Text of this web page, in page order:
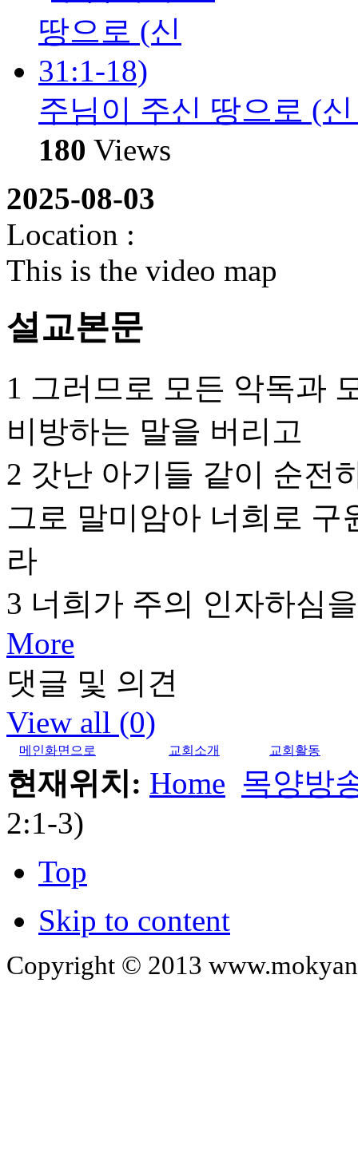
주님이 주신 땅으로 (
180 Views
2025-08-03
Location :
This is the video map
설교본문
1 그러므로 모든 악독과
비방하는 말을 버리고
2 갓난 아기들 같이 순전
그로 말미암아 너희로 구
라
3 너희가 주의 인자하심
More
댓글 및 의견
View all (0)
메인화면으로 교회소개 교회활동
현재위치: Home 목양방
2:1-3)
Top
Skip to content
Copyright © 2013